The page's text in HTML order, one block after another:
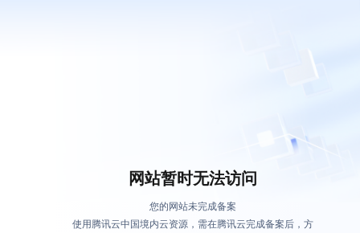
网站暂时无法访问
您的网站未完成备案
使用腾讯云中国境内云资源，需在腾讯云完成备案后，方